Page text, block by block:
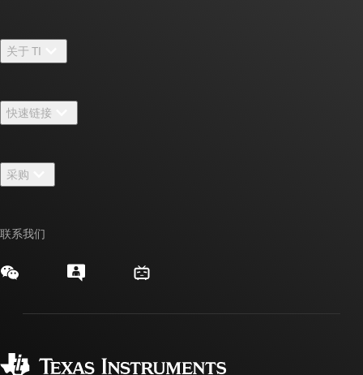
关于 TI
招贤纳士
新闻中心
活动
投资者关系
快速链接
TI E2E™ 设计支持论坛
myTI 帐户常见问题解答
采购
发货、付款和税费
联系我们